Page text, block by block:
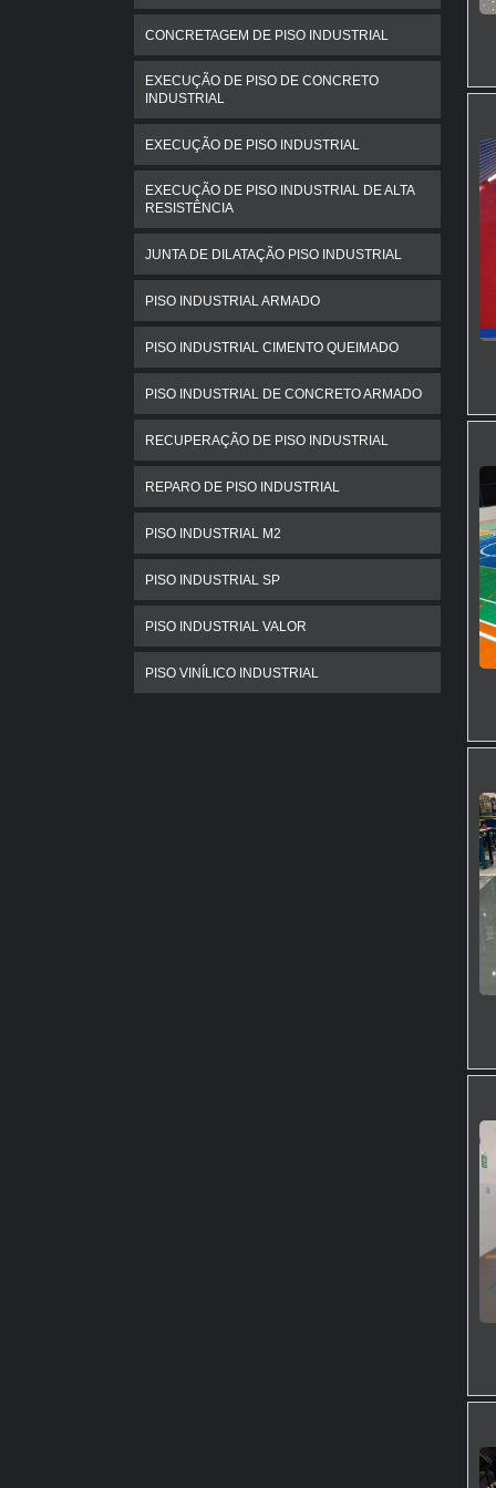
CONCRETAGEM DE PISO INDUSTRIAL
EXECUÇÃO DE PISO DE CONCRETO
INDUSTRIAL
EXECUÇÃO DE PISO INDUSTRIAL
EXECUÇÃO DE PISO INDUSTRIAL DE ALTA
RESISTÊNCIA
JUNTA DE DILATAÇÃO PISO INDUSTRIAL
PISO INDUSTRIAL ARMADO
PISO INDUSTRIAL CIMENTO QUEIMADO
PISO INDUSTRIAL DE CONCRETO ARMADO
RECUPERAÇÃO DE PISO INDUSTRIAL
REPARO DE PISO INDUSTRIAL
PISO INDUSTRIAL M2
PISO INDUSTRIAL SP
PISO INDUSTRIAL VALOR
PISO VINÍLICO INDUSTRIAL